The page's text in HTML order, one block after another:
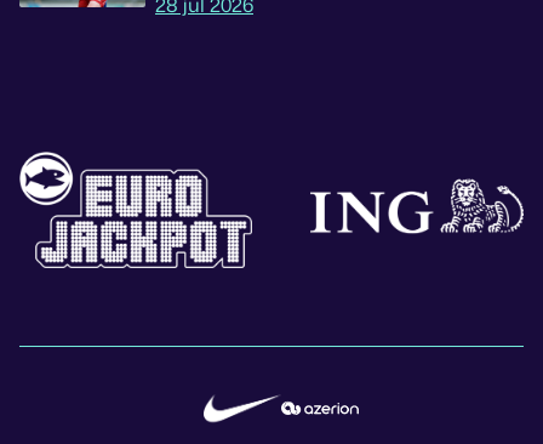
28 jul 2026